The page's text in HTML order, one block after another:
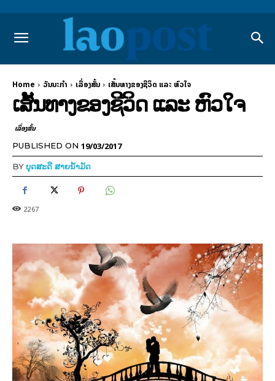
Home ວັນນະກຳ ເລື່ອງສັ້ນ ເສັ້ນທາງຂອງຊີວິດ ແລະ ຫົວໃຈ
ເສັ້ນທາງຂອງຊີວິດ ແລະ ຫົວໃຈ
ເລື່ອງສັ້ນ
PUBLISHED ON 19/03/2017
BYບຸດສະດີ ສາຍນ້ຳມັດ
2267